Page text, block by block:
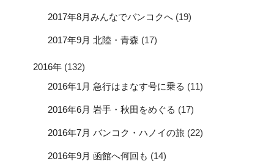
2017年8月みんなでバンコクへ (19)
2017年9月 北陸・青森 (17)
2016年 (132)
2016年1月 急行はまなす号に乗る (11)
2016年6月 岩手・秋田をめぐる (17)
2016年7月 バンコク・ハノイの旅 (22)
2016年9月 函館へ何回も (14)